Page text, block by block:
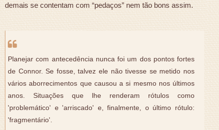
demais se contentam com “pedaços” nem tão bons assim.
Planejar com antecedência nunca foi um dos pontos fortes
de Connor. Se fosse, talvez ele não tivesse se metido nos
vários aborrecimentos que causou a si mesmo nos últimos
anos. Situações que lhe renderam rótulos como
'problemático' e 'arriscado' e, finalmente, o último rótulo:
'fragmentário'.